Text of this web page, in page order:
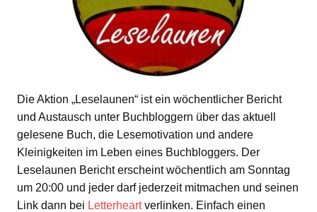
Die Aktion „Leselaunen“ ist ein wöchentlicher Bericht
und Austausch unter Buchbloggern über das aktuell
gelesene Buch, die Lesemotivation und andere
Kleinigkeiten im Leben eines Buchbloggers. Der
Leselaunen Bericht erscheint wöchentlich am Sonntag
um 20:00 und jeder darf jederzeit mitmachen und seinen
Link dann bei Letterheartverlinken. Einfach einen